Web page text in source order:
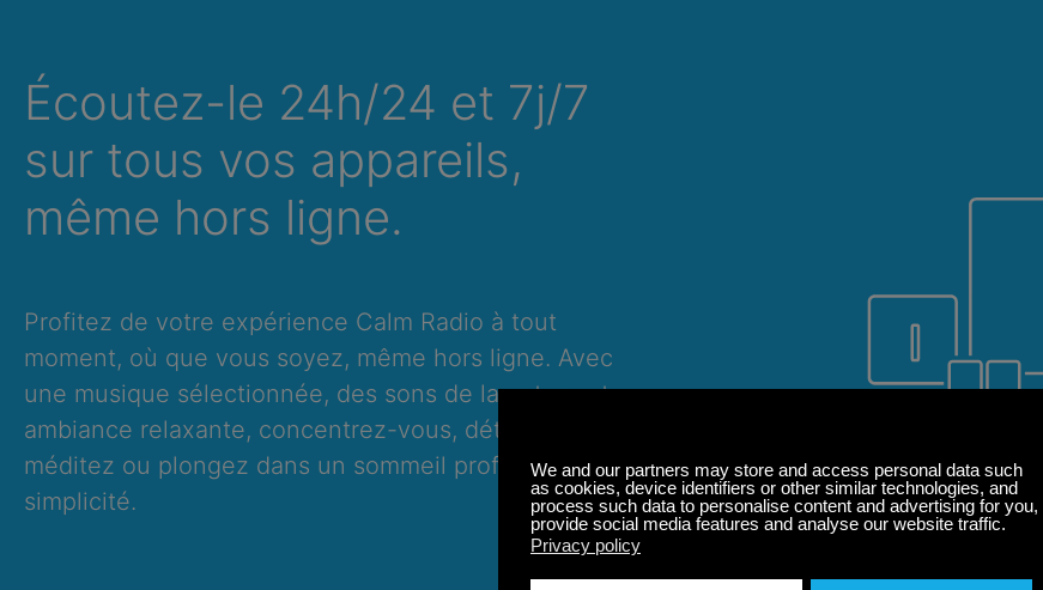
Écoutez-le 24h/24 et 7j/7
sur tous vos appareils,
même hors ligne.
Profitez de votre expérience Calm Radio à tout
moment, où que vous soyez, même hors ligne. Avec
une musique sélectionnée, des sons de la nature et une
ambiance relaxante, concentrez-vous, détendez-vous,
méditez ou plongez dans un sommeil profond en toute
simplicité.
Windows macOS